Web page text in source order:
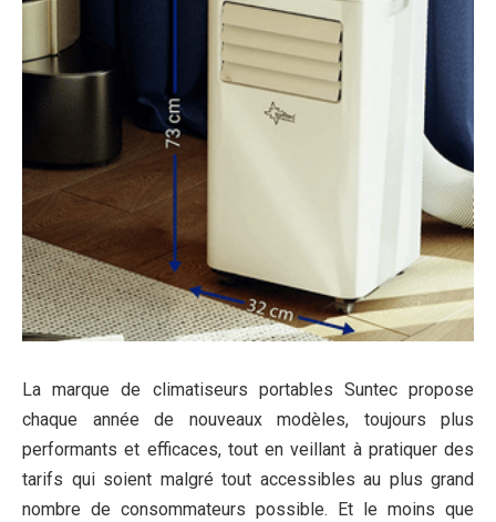
La marque de climatiseurs portables Suntec propose
chaque année de nouveaux modèles, toujours plus
performants et efficaces, tout en veillant à pratiquer des
tarifs qui soient malgré tout accessibles au plus grand
nombre de consommateurs possible. Et le moins que